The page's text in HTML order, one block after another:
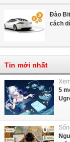
Đào
cách
Tin mới nhất
5